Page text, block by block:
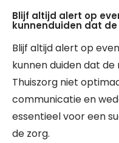
Blijf altijd alert op
kunnenduiden dat
Blijf altijd alert op
kunnen duiden dat
Thuiszorg niet
communicatie en
essentieel voor een
de zorg.